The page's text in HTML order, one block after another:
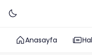
Anasayfa